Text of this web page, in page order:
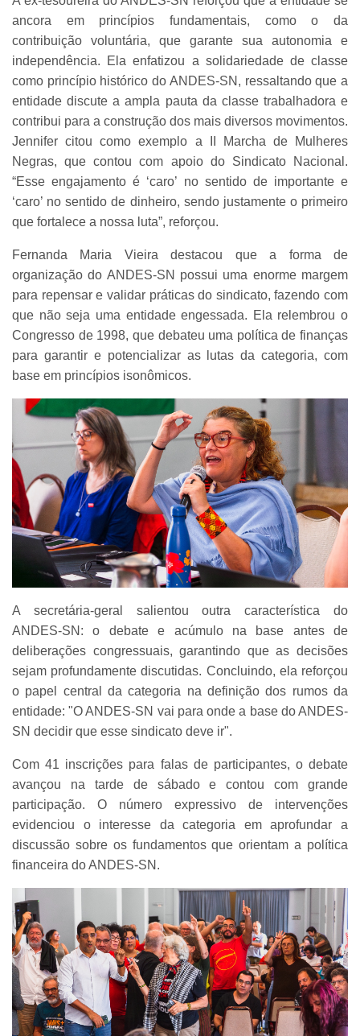
ancora em princípios fundamentais, como o da
contribuição voluntária, que garante sua autonomia e
independência. Ela enfatizou a solidariedade de classe
como princípio histórico do ANDES-SN, ressaltando que a
entidade discute a ampla pauta da classe trabalhadora e
contribui para a construção dos mais diversos movimentos.
Jennifer citou como exemplo a II Marcha de Mulheres
Negras, que contou com apoio do Sindicato Nacional.
“Esse engajamento é ‘caro’ no sentido de importante e
‘caro’ no sentido de dinheiro, sendo justamente o primeiro
que fortalece a nossa luta”, reforçou.
Fernanda Maria Vieira destacou que a forma de
organização do ANDES-SN possui uma enorme margem
para repensar e validar práticas do sindicato, fazendo com
que não seja uma entidade engessada. Ela relembrou o
Congresso de 1998, que debateu uma política de finanças
para garantir e potencializar as lutas da categoria, com
base em princípios isonômicos.
A secretária-geral salientou outra característica do
ANDES-SN: o debate e acúmulo na base antes de
deliberações congressuais, garantindo que as decisões
sejam profundamente discutidas. Concluindo, ela reforçou
o papel central da categoria na definição dos rumos da
entidade: "O ANDES-SN vai para onde a base do ANDES-
SN decidir que esse sindicato deve ir".
Com 41 inscrições para falas de participantes, o debate
avançou na tarde de sábado e contou com grande
participação. O número expressivo de intervenções
evidenciou o interesse da categoria em aprofundar a
discussão sobre os fundamentos que orientam a política
financeira do ANDES-SN.